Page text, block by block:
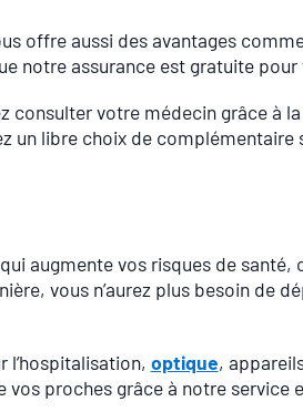
offre aussi des avantages
notre assurance est gratuite
consulter votre médecin grâce à
un libre choix de complémentaire
augmente vos risques de santé,
vous n’aurez plus besoin de
l’hospitalisation, optique,
vos proches grâce à notre service